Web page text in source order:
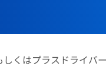
くはプラスドライバー